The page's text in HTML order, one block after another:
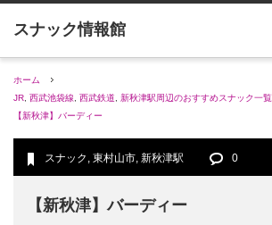
ホーム
JR 西武池袋線 西武鉄道 新秋津駅周辺のおすすめスナック一覧
【新秋津】バーディー
スナック , 東村山市, 新秋津駅 0
【新秋津】バーディー